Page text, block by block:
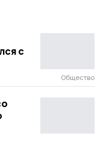
с
Общество